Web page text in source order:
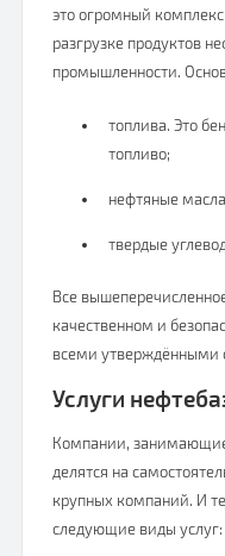
это огромный
разгрузке продуктов
промышленности.
топлива. Это
топливо;
нефтяные
твердые
Все
качественном и
всеми
Услуги
Компании,
делятся на
крупных компаний. И
следующие виды услуг: